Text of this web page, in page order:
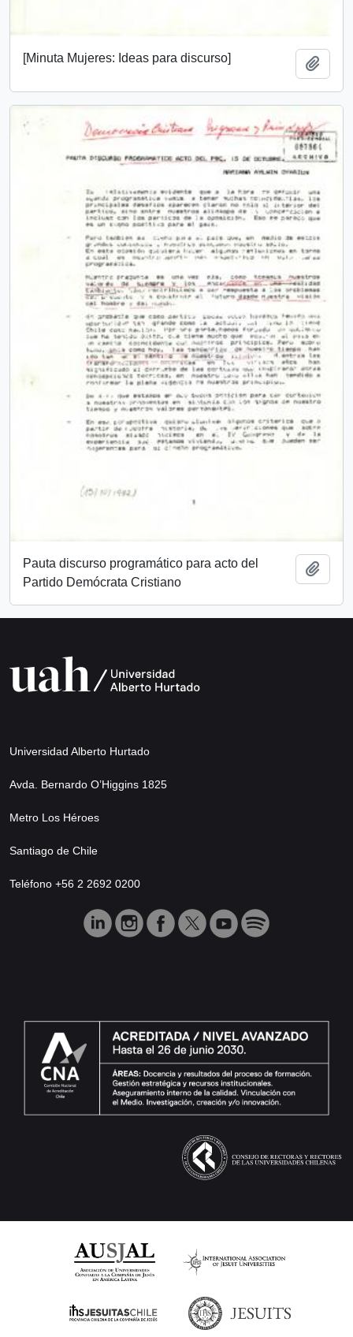
[Minuta Mujeres: Ideas para discurso]
Pauta discurso programático para acto del
Partido Demócrata Cristiano
Universidad Alberto Hurtado
Avda. Bernardo O’Higgins 1825
Metro Los Héroes
Santiago de Chile
Teléfono +56 2 2692 0200